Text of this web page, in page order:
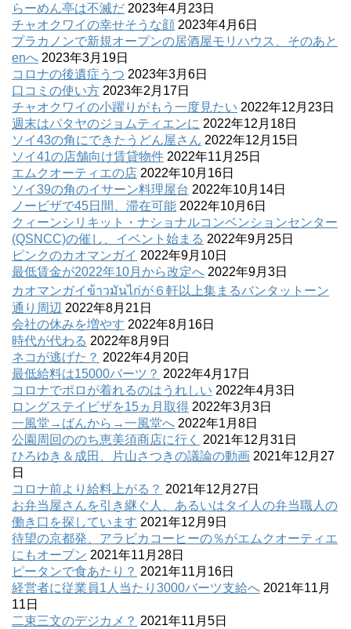
らーめん亭は不滅だ 2023年4月23日
チャオクワイの幸せそうな顔 2023年4月6日
プラカノンで新規オープンの居酒屋モリハウス、そのあと
enへ 2023年3月19日
コロナの後遺症うつ 2023年3月6日
口コミの使い方 2023年2月17日
チャオクワイの小躍りがもう一度見たい 2022年12月23日
週末はパタヤのジョムティエンに 2022年12月18日
ソイ43の角にできたうどん屋さん 2022年12月15日
ソイ41の店舗向け賃貸物件 2022年11月25日
エムクオーティエの店 2022年10月16日
ソイ39の角のイサーン料理屋台 2022年10月14日
ノービザで45日間、滞在可能 2022年10月6日
クィーンシリキット・ナショナルコンベンションセンター
(QSNCC)の催し、イベント始まる 2022年9月25日
ピンクのカオマンガイ 2022年9月10日
最低賃金が2022年10月から改定へ 2022年9月3日
カオマンガイข้าวมันไก่が６軒以上集まるバンタットーン
通り周辺 2022年8月21日
会社の休みを増やす 2022年8月16日
時代が代わる 2022年8月9日
ネコが逃げた？ 2022年4月20日
最低給料は15000バーツ？ 2022年4月17日
コロナでポロが着れるのはうれしい 2022年4月3日
ロングステイビザを15ヵ月取得 2022年3月3日
一風堂→ばんから→一風堂へ 2022年1月8日
公園周回ののち恵美須商店に行く
2021年12月31日
ひろゆき＆成田、片山さつきの議論の動画 2021年12月27
日
コロナ前より給料上がる？ 2021年12月27日
お弁当屋さんを引き継ぐ人、あるいはタイ人の弁当職人の
働き口を探しています 2021年12月9日
待望の京都発、アラビカコーヒーの％がエムクオーティエ
にもオープン 2021年11月28日
ピータンで食あたり？ 2021年11月16日
経営者に従業員1人当たり3000バーツ支給へ 2021年11月
11日
二束三文のデジカメ？ 2021年11月5日